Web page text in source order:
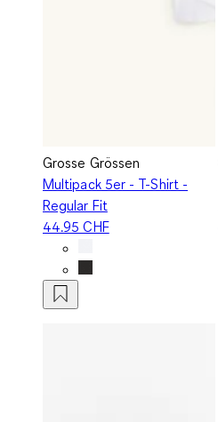
Grosse Grössen
Multipack 5er - T-Shirt -
Regular Fit
44.95 CHF